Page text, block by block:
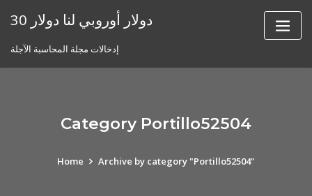
30 دولار أوروبي لنا دولار
إدخالات مجلة المحاسبة الآجلة
Category Portillo52504
Home Archive by category "Portillo52504"